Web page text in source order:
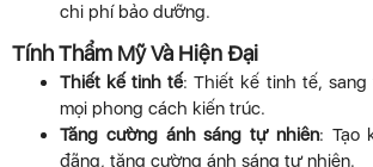
chi phí bảo dưỡng.
Tính Thẩm Mỹ Và Hiện Đại
Thiết kế tinh tế: Thiết kế tinh tế,
mọi phong cách kiến trúc.
Tăng cường ánh sáng tự nhiên: Tạo
đãng, tăng cường ánh sáng tự nhiên.